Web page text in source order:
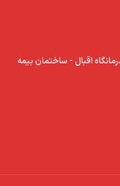
اقبال - ساختمان بیمه